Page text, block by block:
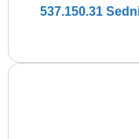
537.150.31